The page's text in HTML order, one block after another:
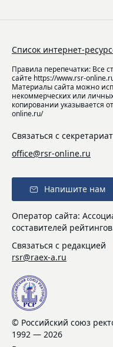
Список интернет-
Правила перепечатки: Все
сайте https://www.rsr-
Материалы сайта можно
некоммерческих или
копировании указывается
online.ru/
Связаться с
office@rsr-online.ru
Напишите нам
Оператор сайта:
составителей
Связаться с редакцией
rsr@raex-a.ru
© Российский союз
1992 — 2026